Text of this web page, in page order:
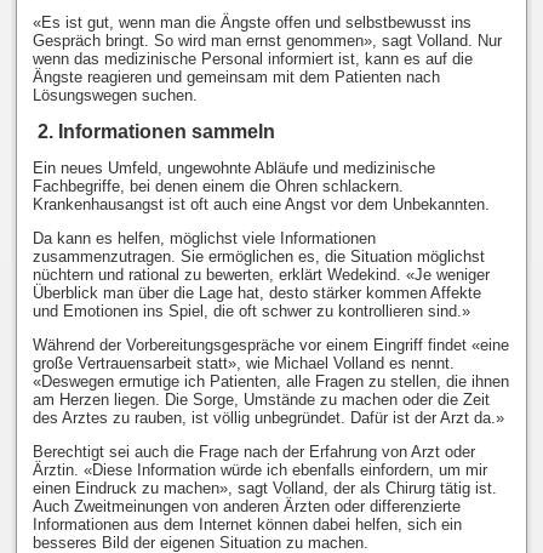
«Es ist gut, wenn man die Ängste offen und selbstbewusst ins
Gespräch bringt. So wird man ernst genommen», sagt Volland. Nur
wenn das medizinische Personal informiert ist, kann es auf die
Ängste reagieren und gemeinsam mit dem Patienten nach
Lösungswegen suchen.
2. Informationen sammeln
Ein neues Umfeld, ungewohnte Abläufe und medizinische
Fachbegriffe, bei denen einem die Ohren schlackern.
Krankenhausangst ist oft auch eine Angst vor dem Unbekannten.
Da kann es helfen, möglichst viele Informationen
zusammenzutragen. Sie ermöglichen es, die Situation möglichst
nüchtern und rational zu bewerten, erklärt Wedekind. «Je weniger
Überblick man über die Lage hat, desto stärker kommen Affekte
und Emotionen ins Spiel, die oft schwer zu kontrollieren sind.»
Während der Vorbereitungsgespräche vor einem Eingriff findet «eine
große Vertrauensarbeit statt», wie Michael Volland es nennt.
«Deswegen ermutige ich Patienten, alle Fragen zu stellen, die ihnen
am Herzen liegen. Die Sorge, Umstände zu machen oder die Zeit
des Arztes zu rauben, ist völlig unbegründet. Dafür ist der Arzt da.»
Berechtigt sei auch die Frage nach der Erfahrung von Arzt oder
Ärztin. «Diese Information würde ich ebenfalls einfordern, um mir
einen Eindruck zu machen», sagt Volland, der als Chirurg tätig ist.
Auch Zweitmeinungen von anderen Ärzten oder differenzierte
Informationen aus dem Internet können dabei helfen, sich ein
besseres Bild der eigenen Situation zu machen.